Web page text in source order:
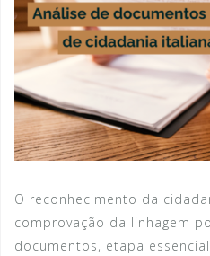
O reconhecimento da
comprovação da linhagem
documentos, etapa